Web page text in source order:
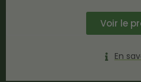
Voir le
En